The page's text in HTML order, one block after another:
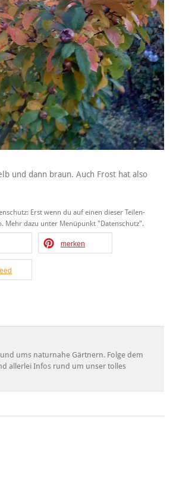
und dann braun. Auch Frost hat also
Erst wenn du auf einen dieser Teilen-
Mehr dazu unter Menüpunkt "Datenschutz".
merken
ums naturnahe Gärtnern. Folge dem
allerlei Infos rund um unser tolles